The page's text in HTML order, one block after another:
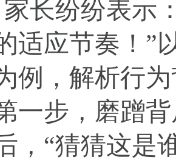
家长纷纷表示
适应节奏！”
例，解析行
一步，磨蹭
，“猜猜这是